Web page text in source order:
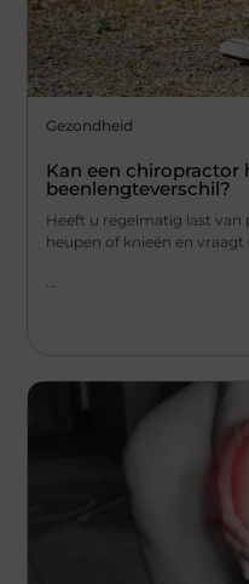
Gezondheid
Kan een chiropractor
beenlengteverschil?
Heeft u regelmatig last
heupen of knieën en vraagt